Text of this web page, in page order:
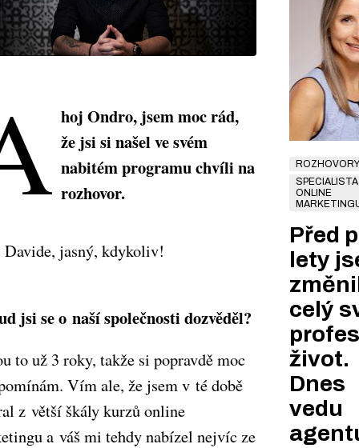
hoj Ondro, jsem moc rád,
že jsi si našel ve svém
nabitém programu chvíli na
rozhovor.
jasný, kdykoliv!
jsi se o naší společnosti dozvěděl?
to už 3 roky, takže si popravdě moc
Vím ale, že jsem v té době
z větší škály kurzů online
a váš mi tehdy nabízel nejvíc ze
ROZHOVORY
SPECIALISTA
ONLINE
Před
lety
celý
život.
Dnes
vedu